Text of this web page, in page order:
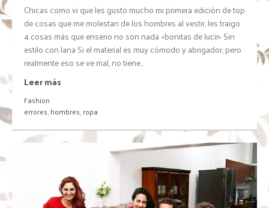
Chicas como vi que les gusto mucho mi primera edición de top
de cosas que me molestan de los hombres al vestir, les traigo
4 cosas más que enserio no son nada «bonitas de lucir» Sin
estilo con lana Si el material es muy cómodo y abrigador, pero
realmente eso se ve mal, no tiene...
Leer más
Fashion
errores,hombres,ropa